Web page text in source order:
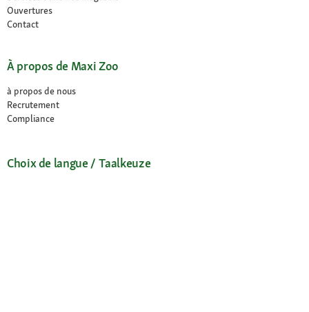
Ouvertures
Contact
À propos de Maxi Zoo
à propos de nous
Recrutement
Compliance
Choix de langue / Taalkeuze